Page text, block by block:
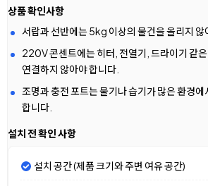
상품 확인사항
서랍과 선반에는 5kg 이상의 물건을 올리지 않
220V 콘센트에는 히터, 전열기, 드라이기 같
연결하지 않아야 합니다.
조명과 충전 포트는 물기나 습기가 많은 환경
합니다.
설치 전 확인 사항
설치 공간 (제품 크기와 주변 여유 공간)